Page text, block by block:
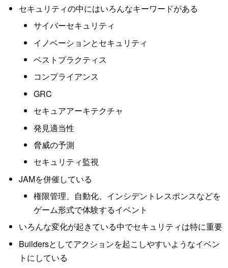
セキュリティの中にはいろんなキーワードがある
サイバーセキュリティ
イノベーションとセキュリティ
ベストプラクティス
コンプライアンス
GRC
セキュアアーキテクチャ
発見適当性
脅威の予測
セキュリティ監視
JAMを併催している
権限管理、自動化、インシデントレスポンスなどを
ゲーム形式で体験するイベント
いろんな変化が起きている中でセキュリティは特に重要
Buildersとしてアクションを起こしやすいようなイベン
トにしている